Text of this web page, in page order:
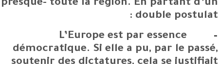
presque- toute la région. En partant d’un
double postulat :
– L’Europe est par essence
démocratique. Si elle a pu, par le passé,